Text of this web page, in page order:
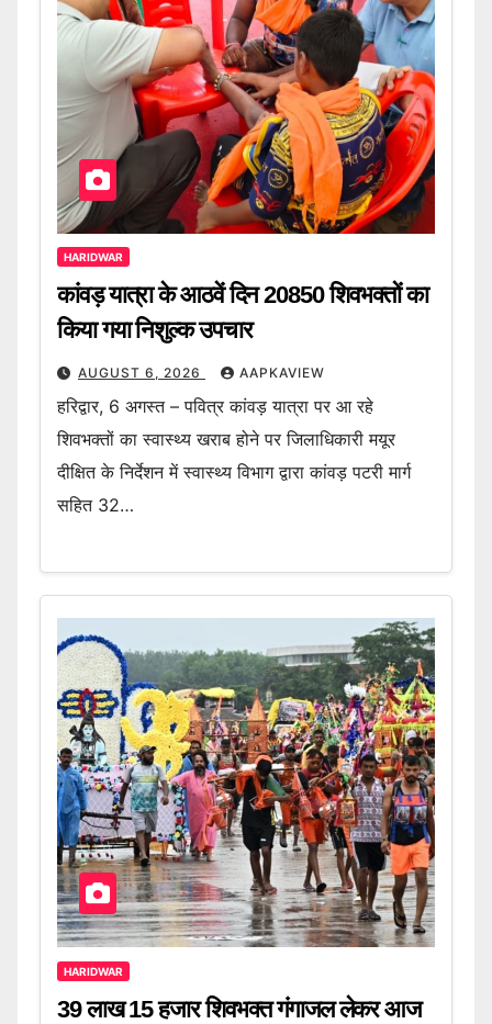
HARIDWAR
कांवड़ यात्रा के आठवें दिन 20850 शिवभक्तों का
किया गया निशुल्क उपचार
AUGUST 6, 2026 AAPKAVIEW
हरिद्वार, 6 अगस्त – पवित्र कांवड़ यात्रा पर आ रहे
शिवभक्तों का स्वास्थ्य खराब होने पर जिलाधिकारी मयूर
दीक्षित के निर्देशन में स्वास्थ्य विभाग द्वारा कांवड़ पटरी मार्ग
सहित 32…
HARIDWAR
39 लाख 15 हजार शिवभक्त गंगाजल लेकर आज